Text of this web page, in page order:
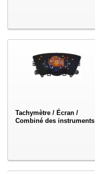
Tachymètre / Écran /
Combiné des instruments